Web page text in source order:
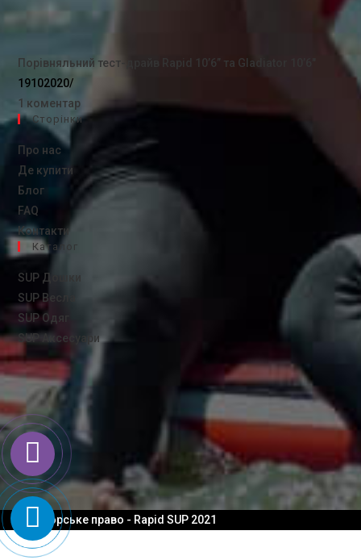
Порівняльний тест-драйв Rapid 10’6” та Gladiator 10’6″
19102020/
1 коментар
Сторінки
Про нас
Де купити
Блог
FAQ
Контакти
Каталог
SUP Дошки
SUP Весла
SUP Одяг
SUP Аксесуари
© Авторське право - Rapid SUP 2021